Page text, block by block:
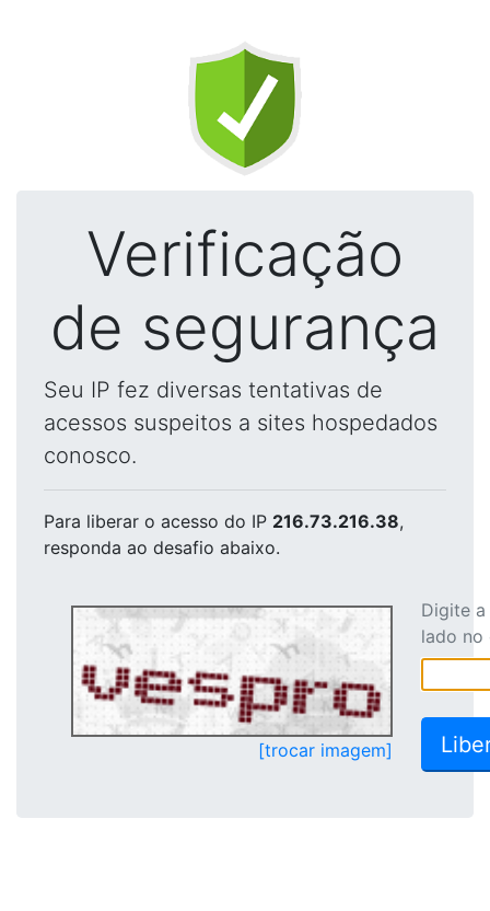
Verificação
de segurança
Seu IP fez diversas tentativas de
acessos suspeitos a sites hospedados
conosco.
Para liberar o acesso do IP 216.73.216.38,
responda ao desafio abaixo.
[trocar imagem]
Digite
lado no